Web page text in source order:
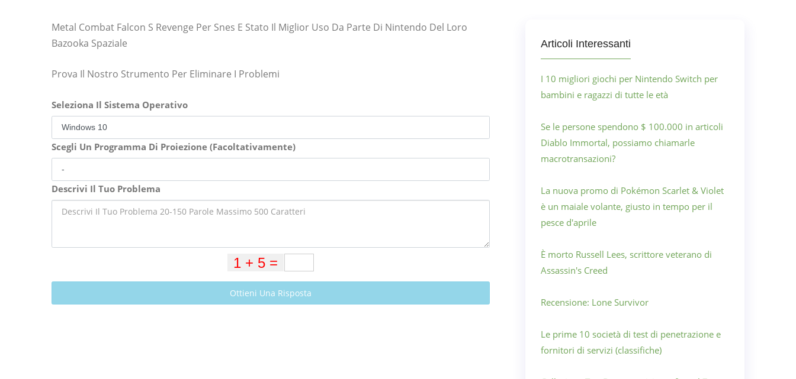
Metal Combat Falcon S Revenge Per Snes E Stato Il Miglior Uso Da Parte Di Nintendo Del Loro
Bazooka Spaziale
Prova Il Nostro Strumento Per Eliminare I Problemi
Seleziona Il Sistema Operativo
Scegli Un Programma Di Proiezione (Facoltativamente)
Descrivi Il Tuo Problema
Ottieni Una Risposta
Articoli Interessanti
I 10 migliori giochi per Nintendo Switch per
bambini e ragazzi di tutte le età
Se le persone spendono $ 100.000 in articoli
Diablo Immortal, possiamo chiamarle
macrotransazioni?
La nuova promo di Pokémon Scarlet & Violet
è un maiale volante, giusto in tempo per il
pesce d'aprile
È morto Russell Lees, scrittore veterano di
Assassin's Creed
Recensione: Lone Survivor
Le prime 10 società di test di penetrazione e
fornitori di servizi (classifiche)